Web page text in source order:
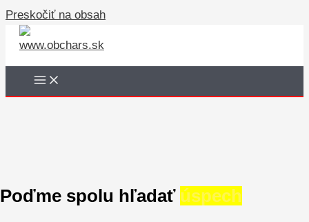
Preskočiť na obsah
Poďme spolu hľadať úspech